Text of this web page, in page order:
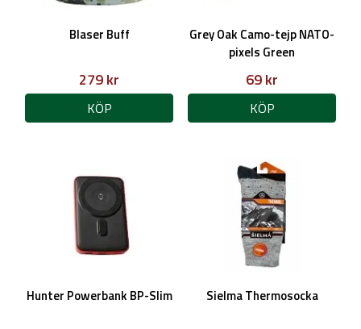
Blaser Buff
279 kr
KÖP
Grey Oak Camo-tejp NATO-
pixels Green
69 kr
KÖP
Hunter Powerbank BP-Slim Sielma Thermosocka